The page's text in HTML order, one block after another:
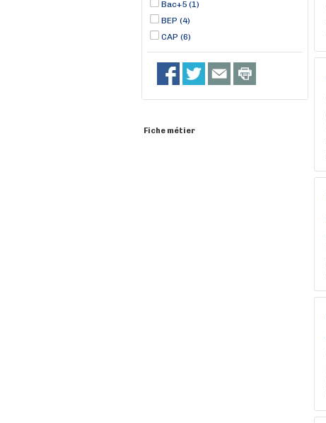
Bac+5 (1)
BEP (4)
CAP (6)
Fiche métier